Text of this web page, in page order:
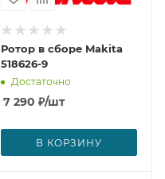
Ротор в сборе Makita
518626-9
Достаточно
7 290 ₽/шт
В КОРЗИНУ